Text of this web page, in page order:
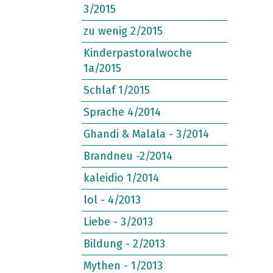
3/2015
zu wenig 2/2015
Kinderpastoralwoche
1a/2015
Schlaf 1/2015
Sprache 4/2014
Ghandi & Malala - 3/2014
Brandneu -2/2014
kaleidio 1/2014
lol - 4/2013
Liebe - 3/2013
Bildung - 2/2013
Mythen - 1/2013